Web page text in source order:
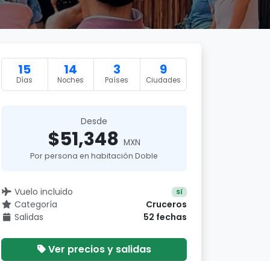
15
Días
14
Noches
3
Países
9
Ciudades
Desde
$51,348 MXN
Por persona en habitación Doble
Vuelo incluido Sí
Categoría
Cruceros
Salidas
52 fechas
Ver precios y salidas